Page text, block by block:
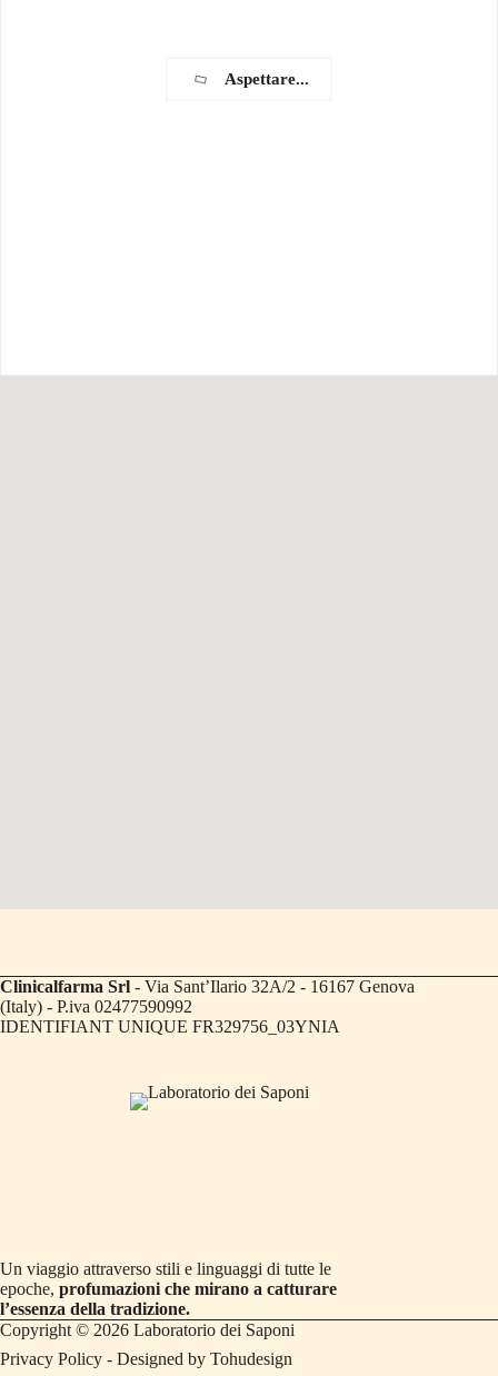
Aspettare...
Clinicalfarma Srl - Via Sant’Ilario 32A/2 - 16167 Genova
(Italy) - P.iva 02477590992
IDENTIFIANT UNIQUE FR329756_03YNIA
Un viaggio attraverso stili e linguaggi di tutte le
epoche, profumazioni che mirano a catturare
l’essenza della tradizione.
Copyright © 2026 Laboratorio dei Saponi
Privacy Policy - Designed by Tohudesign